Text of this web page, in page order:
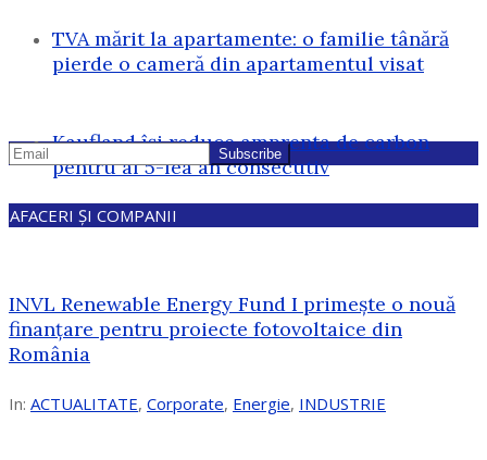
TVA mărit la apartamente: o familie tânără
pierde o cameră din apartamentul visat
Kaufland își reduce amprenta de carbon
pentru al 5-lea an consecutiv
AFACERI ȘI COMPANII
INVL Renewable Energy Fund I primește o nouă
finanțare pentru proiecte fotovoltaice din
România
In: ACTUALITATE, Corporate, Energie, INDUSTRIE